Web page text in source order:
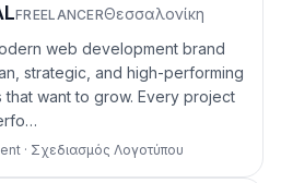
FREELANCERΘεσσαλονίκη
web development brand
strategic, and high-performing
want to grow. Every project
· Σχεδιασμός Λογοτύπου